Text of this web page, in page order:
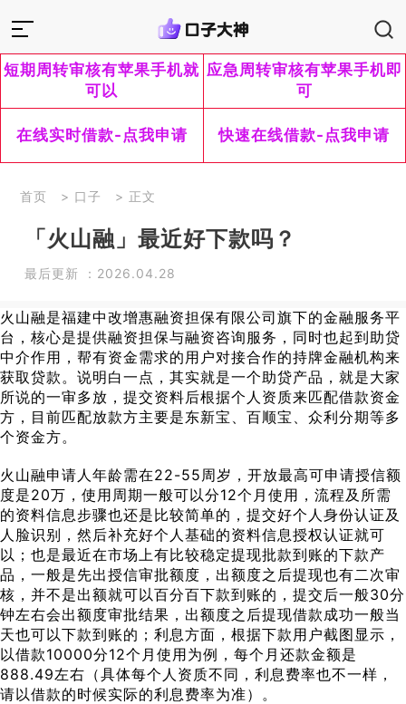
短期周转审核有苹果手机就
可以
应急周转审核有苹果手机即
可
在线实时借款-点我申请 快速在线借款-点我申请
首页 > 口子 > 正文
「火山融」最近好下款吗？
最后更新 ：2026.04.28
火山融是福建中改增惠融资担保有限公司旗下的金融服务平
台，核心是提供融资担保与融资咨询服务，同时也起到助贷
中介作用，帮有资金需求的用户对接合作的持牌金融机构来
获取贷款。说明白一点，其实就是一个助贷产品，就是大家
所说的一审多放，提交资料后根据个人资质来匹配借款资金
方，目前匹配放款方主要是东新宝、百顺宝、众利分期等多
个资金方。
火山融申请人年龄需在22-55周岁，开放最高可申请授信额
度是20万，使用周期一般可以分12个月使用，流程及所需
的资料信息步骤也还是比较简单的，提交好个人身份认证及
人脸识别，然后补充好个人基础的资料信息授权认证就可
以；也是最近在市场上有比较稳定提现批款到账的下款产
品，一般是先出授信审批额度，出额度之后提现也有二次审
核，并不是出额就可以百分百下款到账的，提交后一般30分
钟左右会出额度审批结果，出额度之后提现借款成功一般当
天也可以下款到账的；利息方面，根据下款用户截图显示，
以借款10000分12个月使用为例，每个月还款金额是
888.49左右（具体每个人资质不同，利息费率也不一样，
请以借款的时候实际的利息费率为准）。